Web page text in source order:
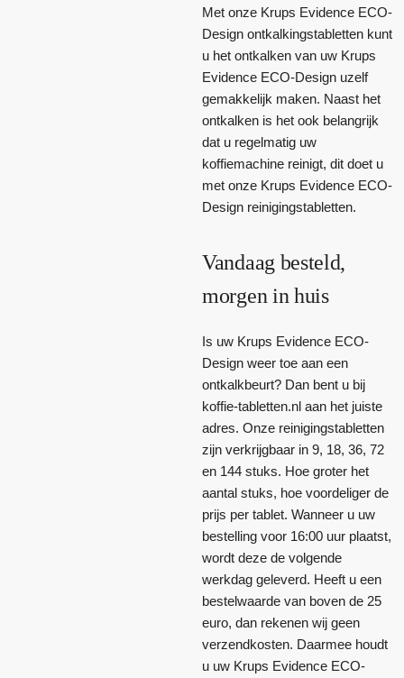
Met onze Krups Evidence ECO-
Design ontkalkingstabletten kunt
u het ontkalken van uw Krups
Evidence ECO-Design uzelf
gemakkelijk maken. Naast het
ontkalken is het ook belangrijk
dat u regelmatig uw
koffiemachine reinigt, dit doet u
met onze Krups Evidence ECO-
Design reinigingstabletten.
Vandaag besteld,
morgen in huis
Is uw Krups Evidence ECO-
Design weer toe aan een
ontkalkbeurt? Dan bent u bij
koffie-tabletten.nl aan het juiste
adres. Onze reinigingstabletten
zijn verkrijgbaar in 9, 18, 36, 72
en 144 stuks. Hoe groter het
aantal stuks, hoe voordeliger de
prijs per tablet. Wanneer u uw
bestelling voor 16:00 uur plaatst,
wordt deze de volgende
werkdag geleverd. Heeft u een
bestelwaarde van boven de 25
euro, dan rekenen wij geen
verzendkosten. Daarmee houdt
u uw Krups Evidence ECO-